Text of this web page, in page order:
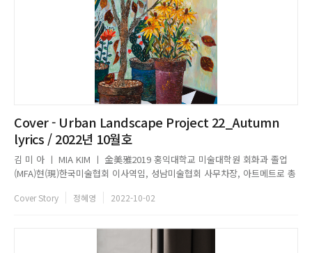
Cover - Urban Landscape Project 22_Autumn
lyrics / 2022년 10월호
김 미 아 ㅣ MIA KIM ㅣ 金美雅2019 홍익대학교 미술대학원 회화과 졸업
(MFA)현(現)한국미술협회 이사역임, 성남미술협회 사무차장, 아트메트로 총
할렐루야교회 미술인선교회 총무 外개인전 28회2022 「분당대공원
Cover Story 정혜영 2022-10-02